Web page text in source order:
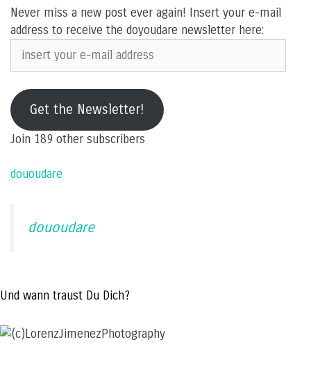
Never miss a new post ever again! Insert your e-mail
address to receive the doyoudare newsletter here:
insert
your
mail
addressGet the Newsletter!
Join 189 other subscribers
dououdare
dououdare
Und wann traust Du Dich?